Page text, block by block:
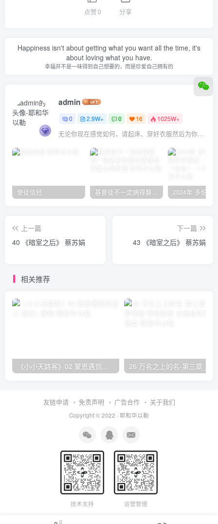
点赞0 分享
Happiness isn't about getting what you want all the time, it's
about loving what you have.
幸福并不是一味得到自己想要的，而是珍爱自己拥有的
admin
0 2.9W+ 0 16 1025W+
无论你现在感觉如何，请起床、穿好衣服然后为你的梦想而奋斗
使徒信经 基督徒不一定病得醫治？寇紹恩牧師談基督徒的醫治與盼望
上一篇
40 《暗室之后》 蔡苏娟
下一篇
43 《暗室之后》 蔡苏娟
相关推荐
《小小天路客》02 蒙恩遇到传道人 海伦L·泰勒
友链申请 免责声明 广告合作 关于我们
Copyright © 2022 · 耶和华以勒
技术支持 运营管理
0